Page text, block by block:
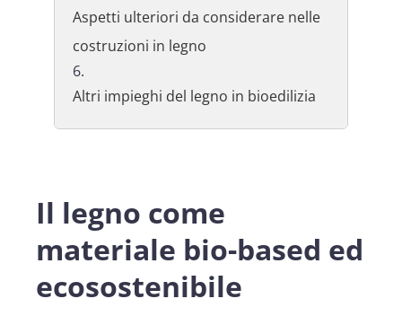
Aspetti ulteriori da considerare nelle
costruzioni in legno
Altri impieghi del legno in bioedilizia
Il legno come
materiale bio-based ed
ecosostenibile